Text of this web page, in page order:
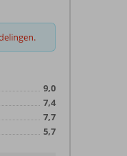
9,0
7,4
7,7
5,7